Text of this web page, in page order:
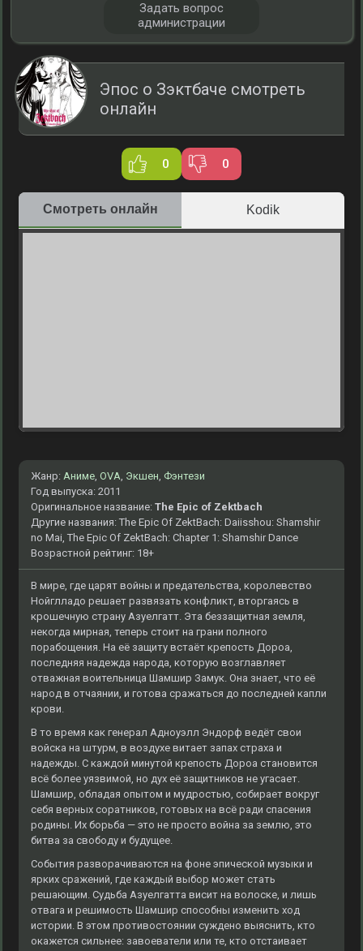
Эпос о Зэктбаче смотреть
онлайн
0 0
Смотреть онлайн Kodik
Жанр: Аниме, OVA, Экшен, Фэнтези
Год выпуска: 2011
Оригинальное название: The Epic of Zektbach
Другие названия: The Epic Of ZektBach: Daiisshou: Shamshir
no Mai, The Epic Of ZektBach: Chapter 1: Shamshir Dance
Возрастной рейтинг: 18+
В мире, где царят войны и предательства, королевство
Нойглладо решает развязать конфликт, вторгаясь в
крошечную страну Азуелгатт. Эта беззащитная земля,
некогда мирная, теперь стоит на грани полного
порабощения. На её защиту встаёт крепость Дороа,
последняя надежда народа, которую возглавляет
отважная воительница Шамшир Замук. Она знает, что её
народ в отчаянии, и готова сражаться до последней капли
крови.
В то время как генерал Адноуэлл Эндорф ведёт свои
войска на штурм, в воздухе витает запах страха и
надежды. С каждой минутой крепость Дороа становится
всё более уязвимой, но дух её защитников не угасает.
Шамшир, обладая опытом и мудростью, собирает вокруг
себя верных соратников, готовых на всё ради спасения
родины. Их борьба — это не просто война за землю, это
битва за свободу и будущее.
События разворачиваются на фоне эпической музыки и
ярких сражений, где каждый выбор может стать
решающим. Судьба Азуелгатта висит на волоске, и лишь
отвага и решимость Шамшир способны изменить ход
истории. В этом противостоянии суждено выяснить, кто
окажется сильнее: завоеватели или те, кто отстаивает
Задать вопрос
администрации